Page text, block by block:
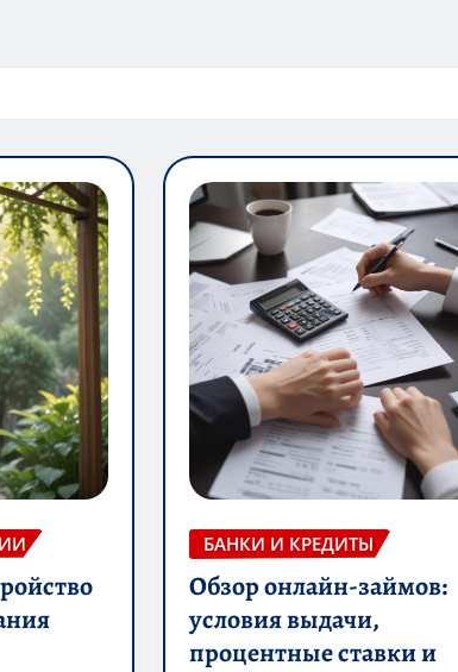
БАНКИ И КРЕДИТЫ
Обзор онлайн-займов:
условия выдачи,
процентные ставки и